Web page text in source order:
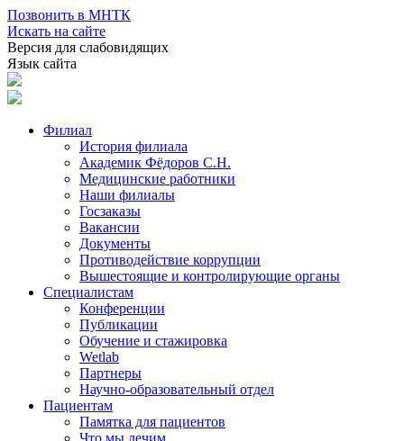
Позвонить в МНТК
Искать на сайте
Версия для слабовидящих
Язык сайта
Филиал
История филиала
Академик Фёдоров С.Н.
Медицинские работники
Наши филиалы
Госзаказы
Вакансии
Документы
Противодействие коррупции
Вышестоящие и контролирующие органы
Специалистам
Конференции
Публикации
Обучение и стажировка
Wetlab
Партнеры
Научно-образовательный отдел
Пациентам
Памятка для пациентов
Что мы лечим